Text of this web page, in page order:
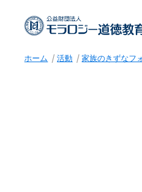
ホーム 活動 家族のきずなフ